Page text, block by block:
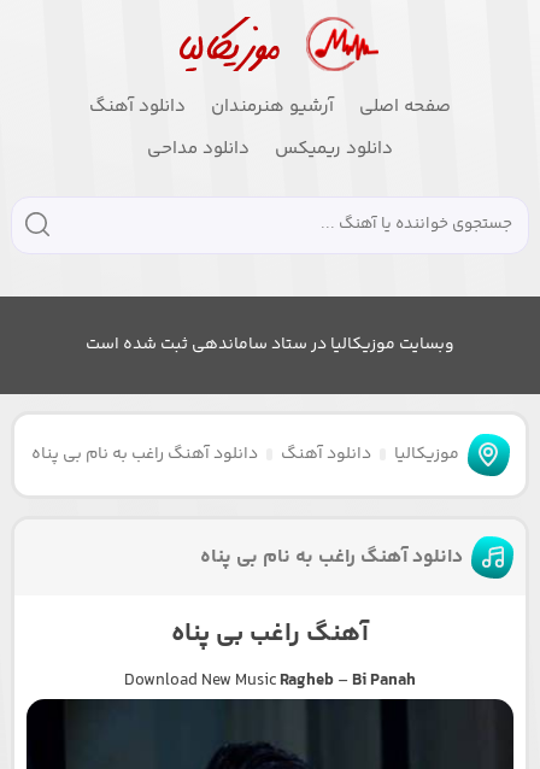
صفحه اصلی آرشیو هنرمندان
دانلود آهنگ
دانلود ریمیکس
دانلود مداحی
وبسایت موزیکالیا در ستاد ساماندهی ثبت شده است
موزیکالیا دانلود آهنگ دانلود آهنگ راغب به نام بی پناه
دانلود آهنگ راغب به نام بی پناه
آهنگ راغب بی پناه
Download New MusicRagheb– Bi Panah